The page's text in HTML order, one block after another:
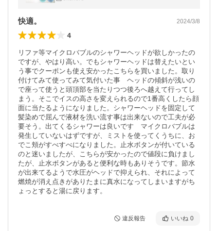
単 水漏れ防止 国際基準G1/2
快適。 2024/3/8
4
リファ等マイクロバブルのシャワーヘッドが欲しかったの
ですが、やはり高い。でもシャワーヘッドは替えたいとい
う事でクーポンも使え安かったこちらを買いました。取り
付けてみて使ってみて気付いた事　ヘッドの傾斜が浅いの
で座って使うと頭頂部を当たりつつ後ろへ越えて行ってし
まう。そこでイスの高さを変えられるので1番高くしたら顔
面に当たるようになりました。シャワーヘッドを固定して
髪染めで屈んで液材を洗い流す事は出来ないので工夫が必
要そう。出てくるシャワーは良いです　マイクロバブルは
発生していないはずですが、ミストを使ってくうちに、お
でこ頬がすべすべになりました。止水ボタンが付いている
のと迷いましたが、こちらが安かったので値段に負けまし
たが、止水ボタンがあると便利な時もありそうです。節水
が出来てるようで水圧がヘッドで抑えられ、それによって
燃焼が消え点きがありたまに真水になってしまいますがち
ょっとすると湯に戻ります。
違反報告 いいね 0